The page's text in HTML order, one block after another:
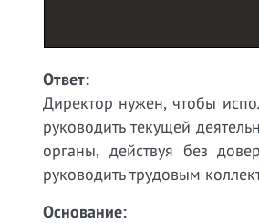
Ответ:
Директор нужен, чтобы
руководить текущей
органы, действуя без
руководить трудовым
Основание: